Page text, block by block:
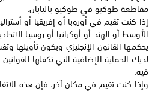
مقاطعة طوكيو في طوكيو باليابان.
إذا كنت تقيم في أوروبا أو إفريقيا أو
الأوسط أو الهند أو أوكرانيا أو روسيا
يحكمها القانون الإنجليزي ويكون تأويلها
لديك الحماية الإضافية التي تكفلها
فيه.
وإذا كنت تقيم في مكان آخر، فإن هذه